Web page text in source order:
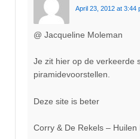
April 23, 2012 at 3:44
@ Jacqueline Moleman
Je zit hier op de verkeerde
piramidevoorstellen.
Deze site is beter
Corry & De Rekels – Huilen